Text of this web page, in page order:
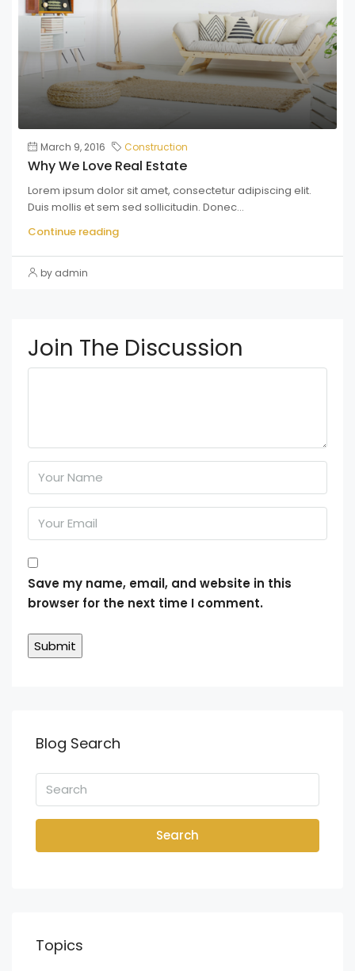
March 9, 2016 Construction
Why We Love Real Estate
Lorem ipsum dolor sit amet, consectetur adipiscing elit.
Duis mollis et sem sed sollicitudin. Donec...
Continue reading
by admin
Join The Discussion
Save my name, email, and website in this
browser for the next time I comment.
Blog Search
Search
Topics